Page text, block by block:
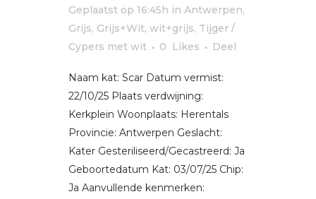
Geplaatst op 16:45h in Antwerpen,
Grijs, Grijs+Wit, wit+grijs, Tijger /
Cypers met wit
0 Likes Deel
Naam kat: Scar Datum vermist:
22/10/25 Plaats verdwijning:
Kerkplein Woonplaats: Herentals
Provincie: Antwerpen Geslacht:
Kater Gesteriliseerd/Gecastreerd: Ja
Geboortedatum Kat: 03/07/25 Chip:
Ja Aanvullende kenmerken: